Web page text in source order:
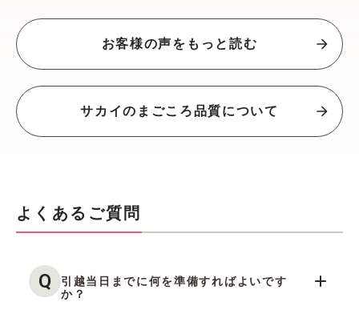
お客様の声をもっと読む
サカイのまごころ品質について
よくあるご質問
Q
引越当日までに何を準備すればよいです
か？